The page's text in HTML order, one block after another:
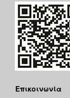
Επικοινωνία